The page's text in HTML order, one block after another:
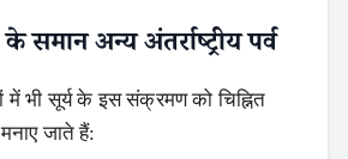
समान अन्य अंतर्राष्ट्रीय पर्व
में भी सूर्य के इस संक्रमण को चिह्नित
जाते हैं: